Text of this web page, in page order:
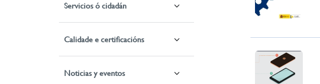
Servicios ó cidadán
Calidade e certificacións
Noticias y eventos